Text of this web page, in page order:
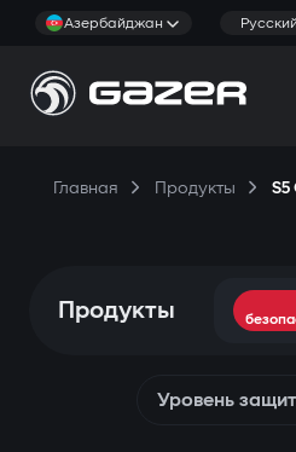
Азербайджан
Главная Продукты
Продукты
Уровень